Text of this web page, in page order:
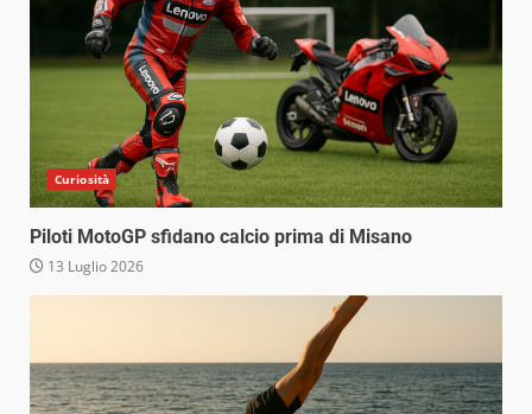
Curiosità
Piloti MotoGP sfidano calcio prima di Misano
13 Luglio 2026